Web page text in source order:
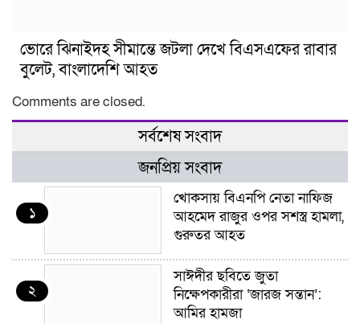
ভোরে ঝিনাইদহ সীমান্তে জটলা দেখে বিএসএফের রাবার
বুলেট, বাংলাদেশি আহত
Comments are closed.
সর্বশেষ সংবাদ
জনপ্রিয় সংবাদ
১
খোকসায় বিএনপি নেতা নাফিজ
আহমেদ রাজুর ওপর সশস্ত্র হামলা,
গুরুতর আহত
২
সাঈদীর ছবিতে জুতা
নিক্ষেপকারীরা ‘জারজ সন্তান’:
আমির হামজা